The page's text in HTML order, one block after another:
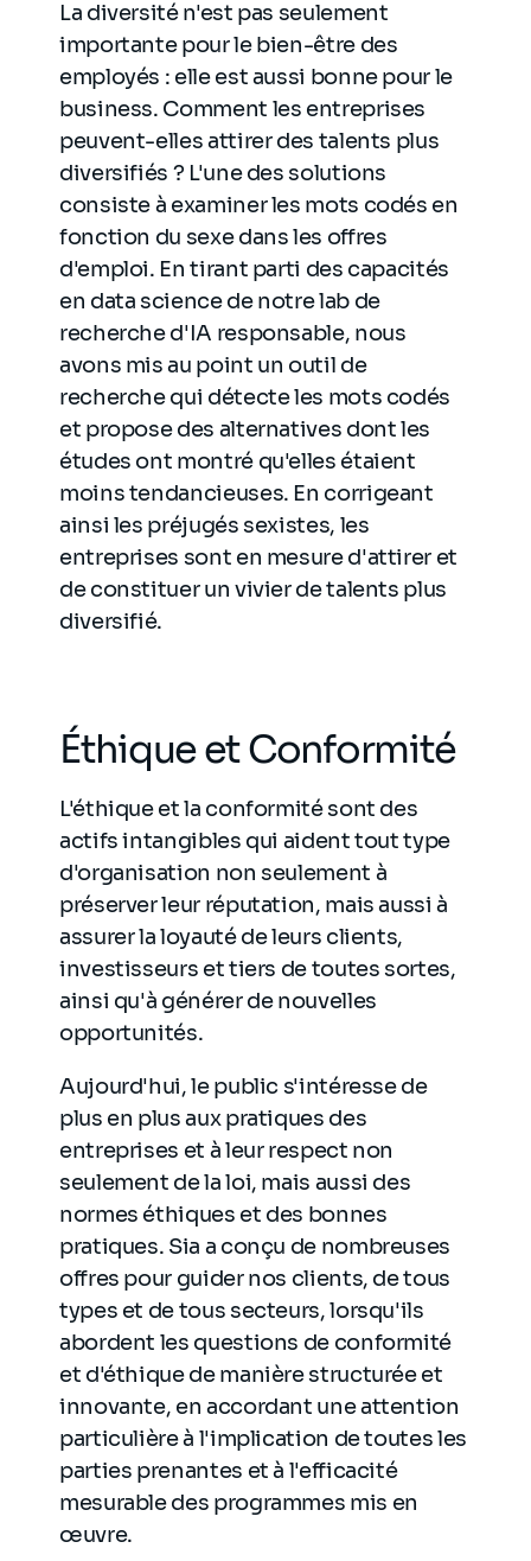
La diversité n'est pas seulement
importante pour le bien-être des
employés : elle est aussi bonne pour le
business. Comment les entreprises
peuvent-elles attirer des talents plus
diversifiés ? L'une des solutions
consiste à examiner les mots codés en
fonction du sexe dans les offres
d'emploi. En tirant parti des capacités
en data science de notre lab de
recherche d'IA responsable, nous
avons mis au point un outil de
recherche qui détecte les mots codés
et propose des alternatives dont les
études ont montré qu'elles étaient
moins tendancieuses. En corrigeant
ainsi les préjugés sexistes, les
entreprises sont en mesure d'attirer et
de constituer un vivier de talents plus
diversifié.
Éthique et Conformité
L'éthique et la conformité sont des
actifs intangibles qui aident tout type
d'organisation non seulement à
préserver leur réputation, mais aussi à
assurer la loyauté de leurs clients,
investisseurs et tiers de toutes sortes,
ainsi qu'à générer de nouvelles
opportunités.
Aujourd'hui, le public s'intéresse de
plus en plus aux pratiques des
entreprises et à leur respect non
seulement de la loi, mais aussi des
normes éthiques et des bonnes
pratiques. Sia a conçu de nombreuses
offres pour guider nos clients, de tous
types et de tous secteurs, lorsqu'ils
abordent les questions de conformité
et d'éthique de manière structurée et
innovante, en accordant une attention
particulière à l'implication de toutes les
parties prenantes et à l'efficacité
mesurable des programmes mis en
œuvre.